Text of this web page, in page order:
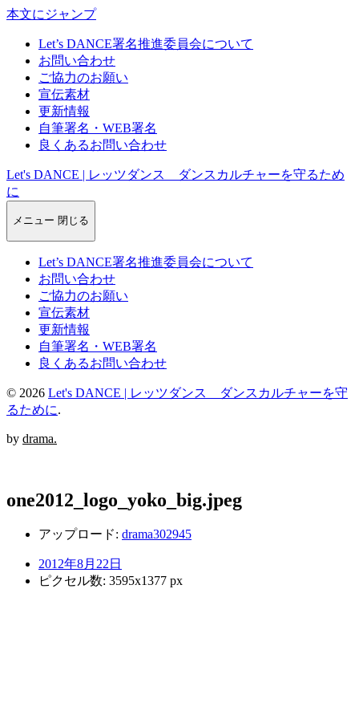
本文にジャンプ
Let’s DANCE署名推進委員会について
お問い合わせ
ご協力のお願い
宣伝素材
更新情報
自筆署名・WEB署名
良くあるお問い合わせ
Let's DANCE | レッツダンス ダンスカルチャーを守るため
に
メニュー 閉じる
Let’s DANCE署名推進委員会について
お問い合わせ
ご協力のお願い
宣伝素材
更新情報
自筆署名・WEB署名
良くあるお問い合わせ
© 2026 Let's DANCE | レッツダンス ダンスカルチャーを守
るために.
by drama.
one2012_logo_yoko_big.jpeg
アップロード: drama302945
2012年8月22日
ピクセル数: 3595x1377 px